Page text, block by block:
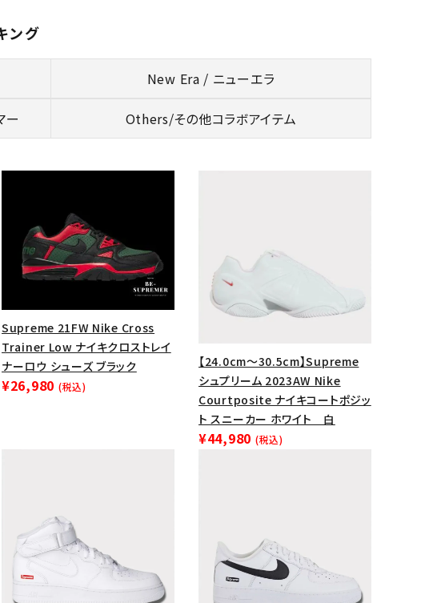
ング
New Era / ニューエラ
ー Others/その他コラボアイテム
Supreme 21FW Nike Cross
Trainer Low ナイキクロストレイ
ナーロウ シューズ ブラック
¥26,980 (税込)
【24.0cm～30.5cm】Supreme
シュプリーム 2023AW Nike
Courtposite ナイキコートポジッ
ト スニーカー ホワイト 白
¥44,980 (税込)